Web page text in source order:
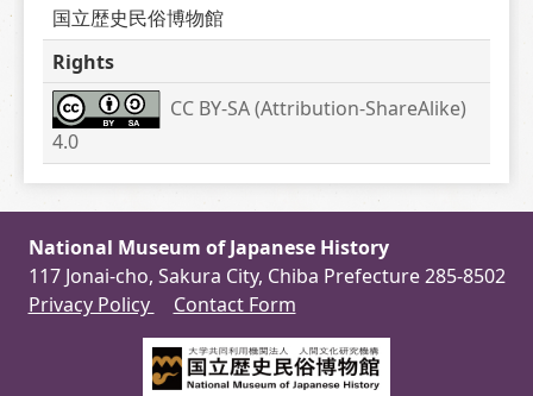
国立歴史民俗博物館
Rights
CC BY-SA (Attribution-ShareAlike)
4.0
National Museum of Japanese History
117 Jonai-cho, Sakura City, Chiba Prefecture 285-8502
Privacy Policy
Contact Form